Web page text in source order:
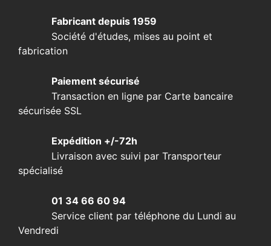
Fabricant depuis 1959
Société d'études, mises au point et
fabrication
Paiement sécurisé
Transaction en ligne par Carte bancaire
sécurisée SSL
Expédition +/-72h
Livraison avec suivi par Transporteur
spécialisé
01 34 66 60 94
Service client par téléphone du Lundi au
Vendredi